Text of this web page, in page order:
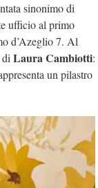
sinonimo di
ufficio al primo
d’Azeglio 7. Al
diLaura Cambiotti:
un pilastro